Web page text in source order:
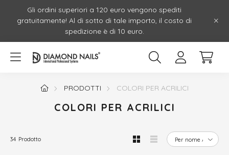
Gli ordini superiori a 120 euro vengono spediti
gratuitamente! Al di sotto di tale importo, il costo di
spedizione è di 10 euro.
PRODOTTI COLORI PER ACRILICI
COLORI PER ACRILICI
34 Prodotto